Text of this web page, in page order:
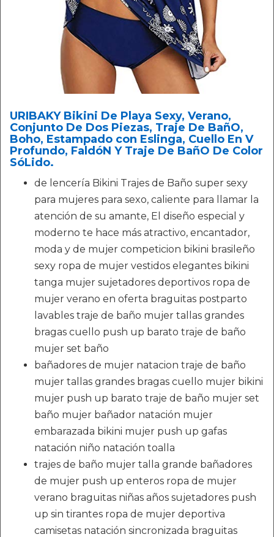
URIBAKY Bikini De Playa Sexy, Verano,
Conjunto De Dos Piezas, Traje De BañO,
Boho, Estampado con Eslinga, Cuello En V
Profundo, FaldóN Y Traje De BañO De Color
SóLido.
de lencería Bikini Trajes de Baño super sexy
para mujeres para sexo, caliente para llamar la
atención de su amante, El diseño especial y
moderno te hace más atractivo, encantador,
moda y de mujer competicion bikini brasileño
sexy ropa de mujer vestidos elegantes bikini
tanga mujer sujetadores deportivos ropa de
mujer verano en oferta braguitas postparto
lavables traje de baño mujer tallas grandes
bragas cuello push up barato traje de baño
mujer set baño
bañadores de mujer natacion traje de baño
mujer tallas grandes bragas cuello mujer bikini
mujer push up barato traje de baño mujer set
baño mujer bañador natación mujer
embarazada bikini mujer push up gafas
natación niño natación toalla
trajes de baño mujer talla grande bañadores
de mujer push up enteros ropa de mujer
verano braguitas niñas años sujetadores push
up sin tirantes ropa de mujer deportiva
camisetas natación sincronizada braguitas